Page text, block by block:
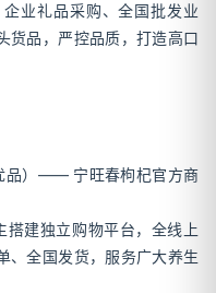
业礼品采购、全国批发业
货品，严控品质，打造高口
品）—— 宁旺春枸杞官方商
建独立购物平台，全线上
、全国发货，服务广大养生